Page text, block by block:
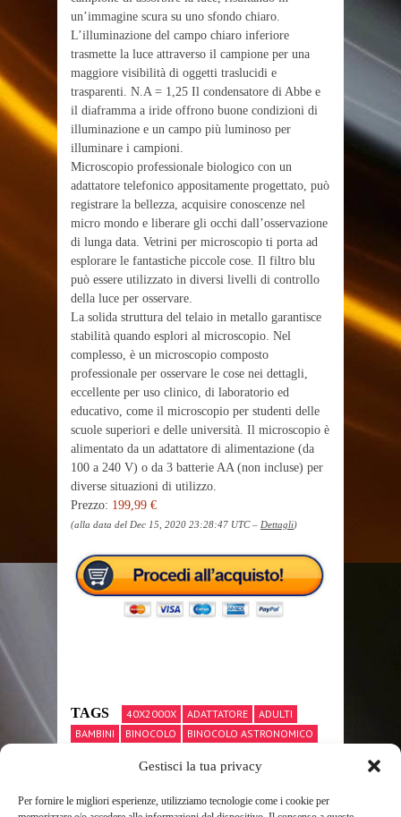
Gestisci la tua privacy
Per fornire le migliori esperienze, utilizziamo tecnologie come i cookie per
un’immagine scura su uno sfondo chiaro.
L’illuminazione del campo chiaro inferiore
trasmette la luce attraverso il campione per una
maggiore visibilità di oggetti traslucidi e
trasparenti. N.A = 1,25 Il condensatore di Abbe e
il diaframma a iride offrono buone condizioni di
illuminazione e un campo più luminoso per
illuminare i campioni.
Microscopio professionale biologico con un
adattatore telefonico appositamente progettato, può
registrare la bellezza, acquisire conoscenze nel
micro mondo e liberare gli occhi dall’osservazione
di lunga data. Vetrini per microscopio ti porta ad
esplorare le fantastiche piccole cose. Il filtro blu
può essere utilizzato in diversi livelli di controllo
della luce per osservare.
La solida struttura del telaio in metallo garantisce
stabilità quando esplori al microscopio. Nel
complesso, è un microscopio composto
professionale per osservare le cose nei dettagli,
eccellente per uso clinico, di laboratorio ed
educativo, come il microscopio per studenti delle
scuole superiori e delle università. Il microscopio è
alimentato da un adattatore di alimentazione (da
100 a 240 V) o da 3 batterie AA (non incluse) per
diverse situazioni di utilizzo.
Prezzo: 199,99 €
(alla data del Dec 15, 2020 23:28:47 UTC – Dettagli)
TAGS 40X2000X ADATTATORE
ADULTI
BAMBINI
BINOCOLO
BINOCOLO ASTRONOMICO
BINOCOLO SWAROVSKI
BIOLOGICO
MICROSCOPIO
MICROSCOPIO A FLUORESCENZA